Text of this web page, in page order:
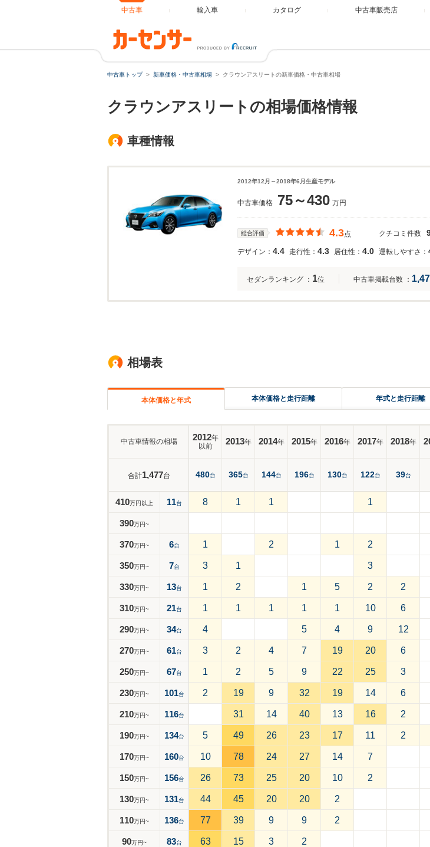
中古車 輸入車 カタログ 中古車販売店
中古車トップ 新車価格・中古車相場 クラウンアスリートの新車価格・中古車相場
クラウンアスリートの相場価格情報
車種情報
2012年12月～2018年6月生産モデル
中古車価格 75～430 万円
総合評価 4.3点 クチコミ件数
デザイン： 4.4 走行性： 4.3 居住性： 4.0 運転しやすさ：
セダンランキング ： 1位 中古車掲載台数 ：
相場表
本体価格と年式 本体価格と走行距離 年式と走行距離
中古車情報の相場 2012年
以前
2013年 2014年 2015年 2016年 2017年 2018年
合計1,477台 480台 365台 144台 196台 130台 122台 39台
410万円以上 11台 8 1 1 1
390万円~
370万円~ 6台 1 2 1 2
350万円~ 7台 3 1 3
330万円~ 13台 1 2 1 5 2 2
310万円~ 21台 1 1 1 1 1 10 6
290万円~ 34台 4 5 4 9 12
270万円~ 61台 3 2 4 7 19 20 6
250万円~ 67台 1 2 5 9 22 25 3
230万円~ 101台 2 19 9 32 19 14 6
210万円~ 116台 31 14 40 13 16 2
190万円~ 134台 5 49 26 23 17 11 2
170万円~ 160台 10 78 24 27 14 7
150万円~ 156台 26 73 25 20 10 2
130万円~ 131台 44 45 20 20 2
110万円~ 136台 77 39 9 9 2
90万円~ 83台 63 15 3 2